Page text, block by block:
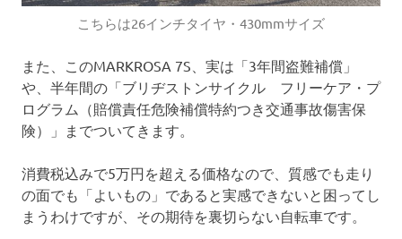
こちらは26インチタイヤ・430mmサイズ
また、このMARKROSA 7S、実は「3年間盗難補償」
や、半年間の「ブリヂストンサイクル フリーケア・プ
ログラム（賠償責任危険補償特約つき交通事故傷害保
険）」までついてきます。
消費税込みで5万円を超える価格なので、質感でも走り
の面でも「よいもの」であると実感できないと困ってし
まうわけですが、その期待を裏切らない自転車です。